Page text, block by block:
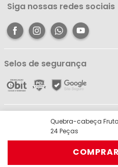
Quebra-cabeça
24 Peças
Siga nossas redes sociais
Selos de segurança
Pariquis, 1056 - Jurunas, Belém - PA,
3948 © Todos os direitos reservados.